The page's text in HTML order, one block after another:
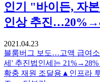
인기
"바이든, 자
인상 추진
2021.04.23
블룸버그 보도…고액 급여
세' 추진법인세는
확충 재원 조달용▲인프라